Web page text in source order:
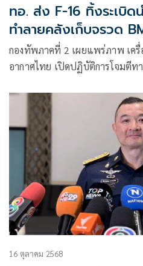
ทอ. ส่ง F-16 ทิ้งระเบิด
ทำลายคลังเก็บจรวด
กองทัพภาคที่ 2 เผยแพร่ภาพ เค
อากาศไทย เปิดปฏิบัติการโจมตีท
BM-21
16 ตุลาคม 2568